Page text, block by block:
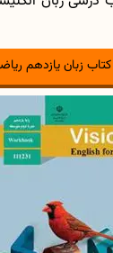
کتاب زبان یازدهم